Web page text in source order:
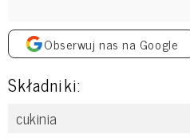
Obserwuj nas na Google
Składniki:
cukinia